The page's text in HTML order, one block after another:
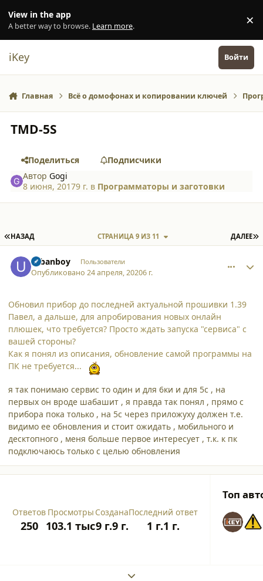
View in the app
A better way to browse. Learn more. ×
iKey Войти
Главная Всё о домофонах и копировании ключей
TMD-5S
Поделиться
Подписчики
АвторGogi
8 июня, 20179 г. в Программаторы и заготовки
ПЕРВАЯ СТРАНИЦА
НАЗАД ДАЛЕЕ
СТРАНИЦА 9 ИЗ 11
urbanboy Пользователи
Опубликовано24 апреля, 20206 г.
Обновил прибор до последней актуальной прошивки 1.39
Павел, а дальше, для апробирования новых онлайн
плюшек, что требуется? Просто ждать запуска "сервиса" с
вашей стороны?
Как я понял из описания, обновление самой программы на
ПК не требуется...
я так понимаю сервис то один и для 6ки и для 5с , на
первых он вроде шабашит , я правда так понял , прямо с
прибора пока только , на 5с через приложуху должен т.е.
видимо ее обновления и стоит ожидать , мобильного и
десктопного , меня больше первое интересует , т.к. к пк
подключаюсь только с целью обновления
Ответов
250
Просмотры
103.1 тыс
Создана
9 г.9 г.
Последний ответ
1 г.1 г.
Топ
Expand topic overview